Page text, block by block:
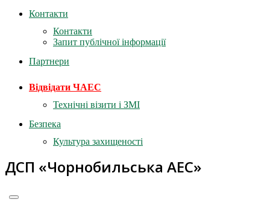
Контакти
Контакти
Запит публічної інформації
Партнери
Відвідати ЧАЕС
Технічні візити і ЗМІ
Безпека
Культура захищеності
ДСП «Чорнобильська АЕС»